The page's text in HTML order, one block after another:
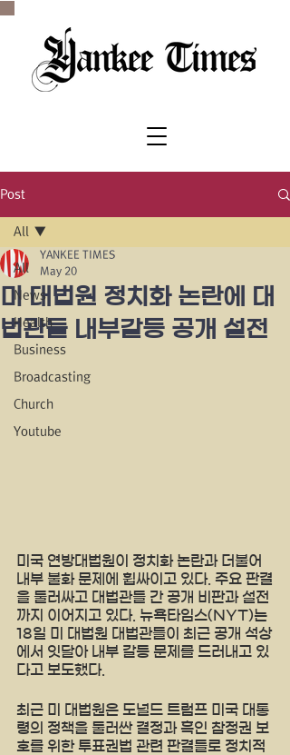
Post
All
News
Health
Business
Broadcasting
Church
Youtube
All
미 대법원 정치화 논란에 대
법관들 내부갈등 공개 설전
YANKEE TIMES
May 20
미국 연방대법원이 정치화 논란과 더불어
내부 불화 문제에 휩싸이고 있다. 주요 판결
을 둘러싸고 대법관들 간 공개 비판과 설전
까지 이어지고 있다. 뉴욕타임스(NYT)는
18일 미 대법원 대법관들이 최근 공개 석상
에서 잇달아 내부 갈등 문제를 드러내고 있
다고 보도했다.
최근 미 대법원은 도널드 트럼프 미국 대통
령의 정책을 둘러싼 결정과 흑인 참정권 보
호를 위한 투표권법 관련 판결들로 정치적